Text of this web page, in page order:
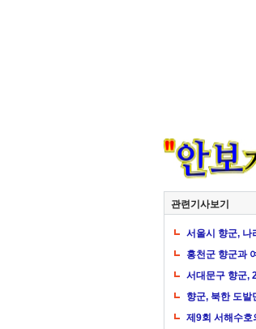
관련기사보기
서울시 향군, 나
홍천군 향군과
서대문구 향군,
향군, 북한 도
제9회 서해수